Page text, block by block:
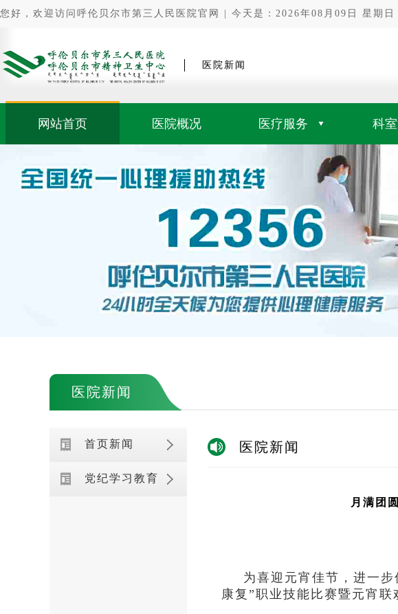
您好，欢迎访问呼伦贝尔市第三人民医院官网 | 今天是：2026年08月09日 星期日
医院新闻
网站首页 医院概况 医疗服务 科
医院新闻
首页新闻
党纪学习教育
医院新闻
月满团
为喜迎元宵佳节，进一
康复”职业技能比赛暨元宵联